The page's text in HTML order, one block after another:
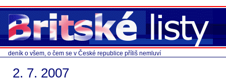
deník o všem, o čem se v České republice příliš nemluví
2. 7. 2007